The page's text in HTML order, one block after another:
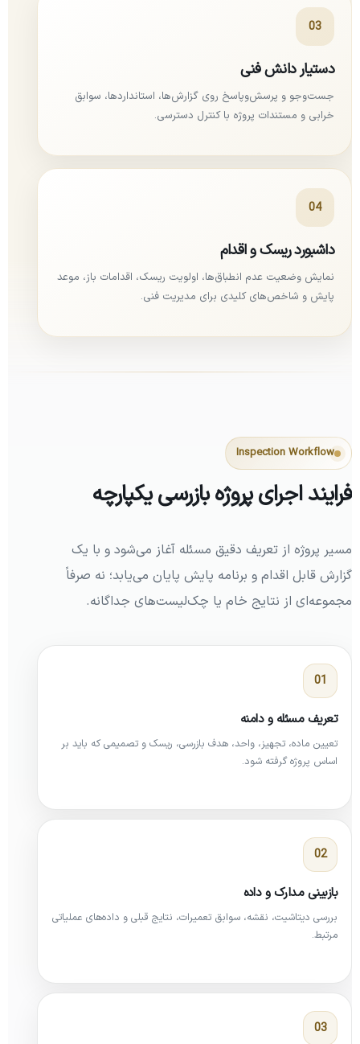
03
دستیار دانش فنی
جست‌وجو و پرسش‌وپاسخ روی گزارش‌ها، استانداردها، سوابق
خرابی و مستندات پروژه با کنترل دسترسی.
04
داشبورد ریسک و اقدام
نمایش وضعیت عدم انطباق‌ها، اولویت ریسک، اقدامات باز، موعد
پایش و شاخص‌های کلیدی برای مدیریت فنی.
Inspection Workflow
فرایند اجرای پروژه بازرسی یکپارچه
مسیر پروژه از تعریف دقیق مسئله آغاز می‌شود و با یک
گزارش قابل اقدام و برنامه پایش پایان می‌یابد؛ نه صرفاً
مجموعه‌ای از نتایج خام یا چک‌لیست‌های جداگانه.
تعریف مسئله و دامنه
تعیین ماده، تجهیز، واحد، هدف بازرسی، ریسک و تصمیمی که باید بر
اساس پروژه گرفته شود.
بازبینی مدارک و داده
بررسی دیتاشیت، نقشه، سوابق تعمیرات، نتایج قبلی و داده‌های عملیاتی
مرتبط.